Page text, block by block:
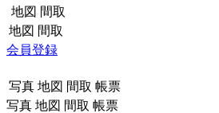
地図 間取
地図 間取
会員登録
写真 地図 間取 帳票
写真 地図 間取 帳票